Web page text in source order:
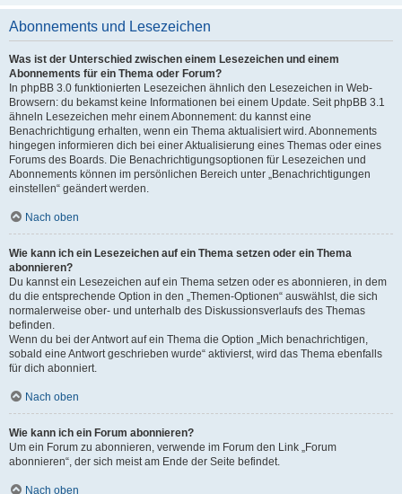
Abonnements und Lesezeichen
Was ist der Unterschied zwischen einem Lesezeichen und einem
Abonnements für ein Thema oder Forum?
In phpBB 3.0 funktionierten Lesezeichen ähnlich den Lesezeichen in Web-
Browsern: du bekamst keine Informationen bei einem Update. Seit phpBB 3.1
ähneln Lesezeichen mehr einem Abonnement: du kannst eine
Benachrichtigung erhalten, wenn ein Thema aktualisiert wird. Abonnements
hingegen informieren dich bei einer Aktualisierung eines Themas oder eines
Forums des Boards. Die Benachrichtigungsoptionen für Lesezeichen und
Abonnements können im persönlichen Bereich unter „Benachrichtigungen
einstellen“ geändert werden.
Nach oben
Wie kann ich ein Lesezeichen auf ein Thema setzen oder ein Thema
abonnieren?
Du kannst ein Lesezeichen auf ein Thema setzen oder es abonnieren, in dem
du die entsprechende Option in den „Themen-Optionen“ auswählst, die sich
normalerweise ober- und unterhalb des Diskussionsverlaufs des Themas
befinden.
Wenn du bei der Antwort auf ein Thema die Option „Mich benachrichtigen,
sobald eine Antwort geschrieben wurde“ aktivierst, wird das Thema ebenfalls
für dich abonniert.
Nach oben
Wie kann ich ein Forum abonnieren?
Um ein Forum zu abonnieren, verwende im Forum den Link „Forum
abonnieren“, der sich meist am Ende der Seite befindet.
Nach oben